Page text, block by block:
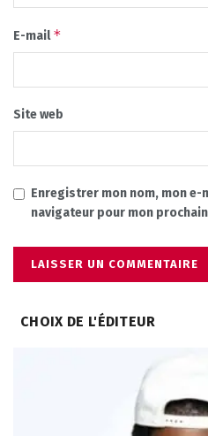
E-mail*
Site web
Enregistrer mon nom, mon e-
navigateur pour mon
CHOIX DE L'ÉDITEUR